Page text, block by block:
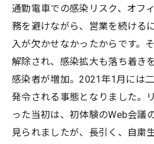
通勤電車での感染リスク、オフ
務を避けながら、営業を続ける
入が欠かせなかったからです。
解除され、感染拡大も落ち着き
感染者が増加。2021年1月には
発令される事態となりました。
った当初は、初体験のWeb会議
見られましたが、長引く、自粛